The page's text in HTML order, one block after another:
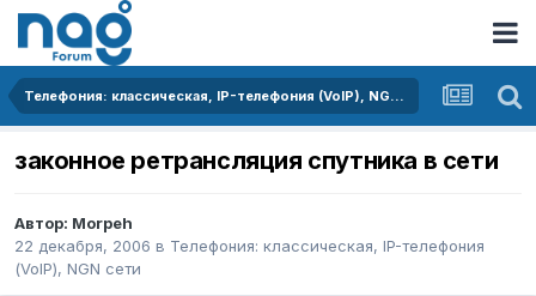
Телефония: классическая, IP-телефония (VoIP), NGN сети
законное ретрансляция спутника в сети
Автор: Morpeh
22 декабря, 2006 в Телефония: классическая, IP-телефония
(VoIP), NGN сети